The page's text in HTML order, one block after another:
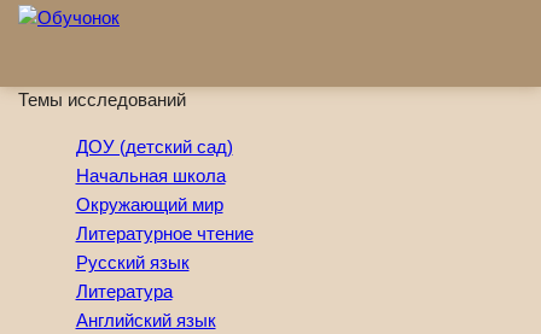
Перейти к основному содержанию
Темы исследований
ДОУ (детский сад)
Начальная школа
Окружающий мир
Литературное чтение
Русский язык
Литература
Английский язык